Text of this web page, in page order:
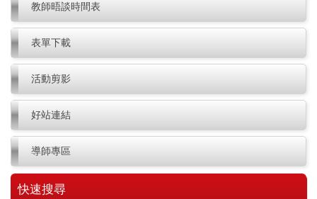
教師晤談時間表
表單下載
活動剪影
好站連結
導師專區
快速搜尋